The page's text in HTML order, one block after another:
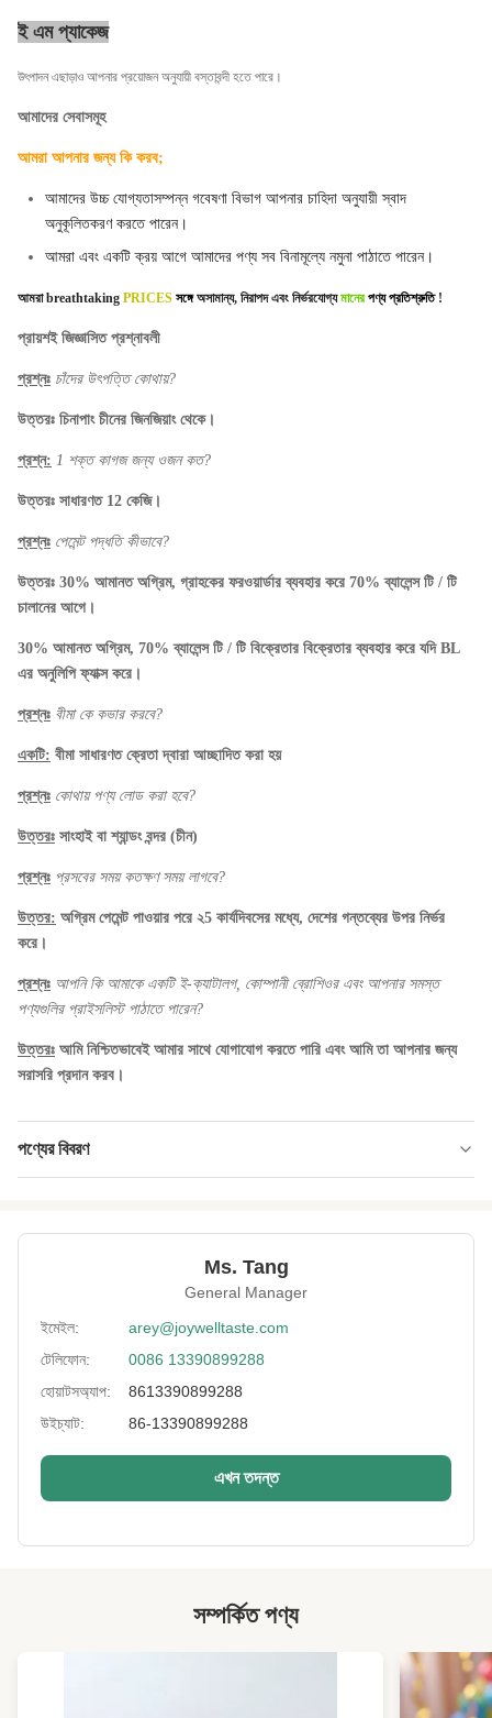
ই এম প্যাকেজ
উৎপাদন এছাড়াও আপনার প্রয়োজন অনুযায়ী বস্তাবন্দী হতে পারে।
আমাদের সেবাসমূহ
আমরা আপনার জন্য কি করব;
আমাদের উচ্চ যোগ্যতাসম্পন্ন গবেষণা বিভাগ আপনার চাহিদা অনুযায়ী স্বাদ
অনুকূলিতকরণ করতে পারেন।
আমরা এবং একটি ক্রয় আগে আমাদের পণ্য সব বিনামূল্যে নমুনা পাঠাতে পারেন।
আমরা breathtaking PRICES সঙ্গে অসামান্য, নিরাপদ এবং নির্ভরযোগ্য মানেরপণ্য প্রতিশ্রুতি !
প্রায়শই জিজ্ঞাসিত প্রশ্নাবলী
প্রশ্নঃ চাঁদের উৎপত্তি কোথায়?
উত্তরঃ চিনাপাং চীনের জিনজিয়াং থেকে।
প্রশ্ন: 1 শক্ত কাগজ জন্য ওজন কত?
উত্তরঃ সাধারণত 12 কেজি।
প্রশ্নঃ পেমেন্ট পদ্ধতি কীভাবে?
উত্তরঃ 30% আমানত অগ্রিম, গ্রাহকের ফরওয়ার্ডার ব্যবহার করে 70% ব্যালেন্স টি / টি
চালানের আগে।
30% আমানত অগ্রিম, 70% ব্যালেন্স টি / টি বিক্রেতার বিক্রেতার ব্যবহার করে যদি BL
এর অনুলিপি ফ্যাক্স করে।
প্রশ্নঃ বীমা কে কভার করবে?
একটি: বীমা সাধারণত ক্রেতা দ্বারা আচ্ছাদিত করা হয়
প্রশ্নঃ কোথায় পণ্য লোড করা হবে?
উত্তরঃ সাংহাই বা শ্যান্ডং বন্দর (চীন)
প্রশ্নঃ প্রসবের সময় কতক্ষণ সময় লাগবে?
উত্তর: অগ্রিম পেমেন্ট পাওয়ার পরে ২5 কার্যদিবসের মধ্যে, দেশের গন্তব্যের উপর নির্ভর
করে।
প্রশ্নঃ আপনি কি আমাকে একটি ই-ক্যাটালগ, কোম্পানী ব্রোশিওর এবং আপনার সমস্ত
পণ্যগুলির প্রাইসলিস্ট পাঠাতে পারেন?
উত্তরঃ আমি নিশ্চিতভাবেই আমার সাথে যোগাযোগ করতে পারি এবং আমি তা আপনার জন্য
সরাসরি প্রদান করব।
পণ্যের বিবরণ
Falvor: কালো মরিচ, পনির, লবণাক্ত, ভাসাবি, বেকন
Delivery Way: সমুদ্র বা বায়ু দ্বারা
Lead Time: 25 দিনের মধ্যে
Sample:
Ms. Tang
General Manager
ইমেইল:
arey@joywelltaste.com
টেলিফোন:
0086 13390899288
হোয়াটসঅ্যাপ:
8613390899288
উইচ্যাট:
86-13390899288
এখন তদন্ত
সম্পর্কিত পণ্য